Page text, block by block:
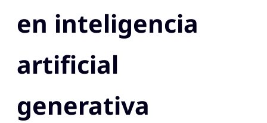
en inteligencia
artificial
generativa